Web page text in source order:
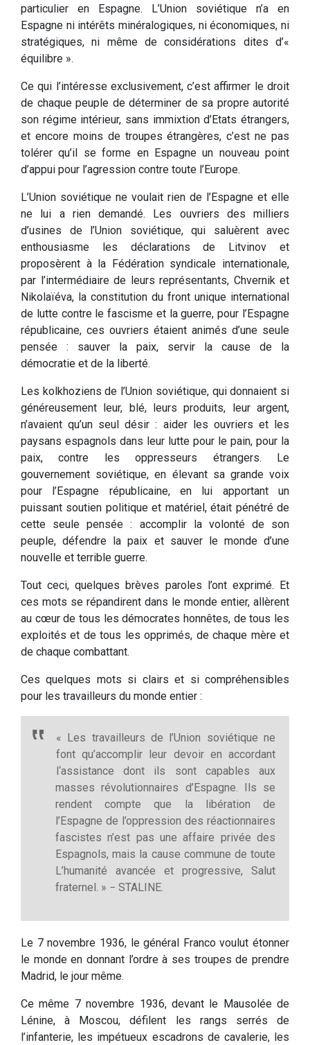
particulier en Espagne. L’Union soviétique n’a en
Espagne ni intérêts minéralogiques, ni économiques, ni
stratégiques, ni même de considérations dites d’«
équilibre ».
Ce qui l’intéresse exclusivement, c’est affirmer le droit
de chaque peuple de déterminer de sa propre autorité
son régime intérieur, sans immixtion d’Etats étrangers,
et encore moins de troupes étrangères, c’est ne pas
tolérer qu’il se forme en Espagne un nouveau point
d’appui pour l’agression contre toute l’Europe.
L’Union soviétique ne voulait rien de l’Espagne et elle
ne lui a rien demandé. Les ouvriers des milliers
d’usines de l’Union soviétique, qui saluèrent avec
enthousiasme les déclarations de Litvinov et
proposèrent à la Fédération syndicale internationale,
par l’intermédiaire de leurs représentants, Chvernik et
Nikolaïéva, la constitution du front unique international
de lutte contre le fascisme et la guerre, pour l’Espagne
républicaine, ces ouvriers étaient animés d’une seule
pensée : sauver la paix, servir la cause de la
démocratie et de la liberté.
Les kolkhoziens de l’Union soviétique, qui donnaient si
généreusement leur, blé, leurs produits, leur argent,
n’avaient qu’un seul désir : aider les ouvriers et les
paysans espagnols dans leur lutte pour le pain, pour la
paix, contre les oppresseurs étrangers. Le
gouvernement soviétique, en élevant sa grande voix
pour l’Espagne républicaine, en lui apportant un
puissant soutien politique et matériel, était pénétré de
cette seule pensée : accomplir la volonté de son
peuple, défendre la paix et sauver le monde d’une
nouvelle et terrible guerre.
Tout ceci, quelques brèves paroles l’ont exprimé. Et
ces mots se répandirent dans le monde entier, allèrent
au cœur de tous les démocrates honnêtes, de tous les
exploités et de tous les opprimés, de chaque mère et
de chaque combattant.
Ces quelques mots si clairs et si compréhensibles
pour les travailleurs du monde entier :
« Les travailleurs de l’Union soviétique ne
font qu’accomplir leur devoir en accordant
l‘assistance dont ils sont capables aux
masses révolutionnaires d’Espagne. Ils se
rendent compte que la libération de
l’Espagne de l’oppression des réactionnaires
fascistes n’est pas une affaire privée des
Espagnols, mais la cause commune de toute
L’humanité avancée et progressive, Salut
fraternel. » − STALINE.
Le 7 novembre 1936, le général Franco voulut étonner
le monde en donnant l’ordre à ses troupes de prendre
Madrid, le jour même.
Ce même 7 novembre 1936, devant le Mausolée de
Lénine, à Moscou, défilent les rangs serrés de
l’infanterie, les impétueux escadrons de cavalerie, les